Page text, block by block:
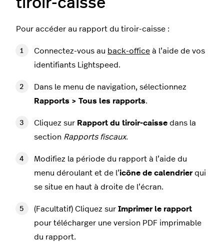
tiroir-caisse
Pour accéder au rapport du tiroir-caisse :
Connectez-vous au back-office à l’aide de vos
identifiants Lightspeed.
Dans le menu de navigation, sélectionnez
Rapports > Tous les rapports.
Cliquez sur Rapport du tiroir-caisse dans la
section Rapports fiscaux.
Modifiez la période du rapport à l’aide du
menu déroulant et de l’icône de calendrierqui
se situe en haut à droite de l’écran.
(Facultatif) Cliquez sur Imprimer le rapport
pour télécharger une version PDF imprimable
du rapport.